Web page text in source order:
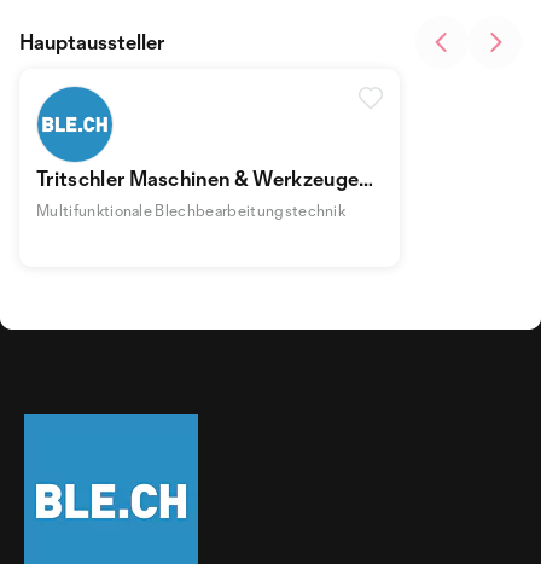
Tritschler Maschinen & Werkzeuge
Jürgen Tritschler
Multifunktionale Blechbearbeitungstechnik
Hauptaussteller